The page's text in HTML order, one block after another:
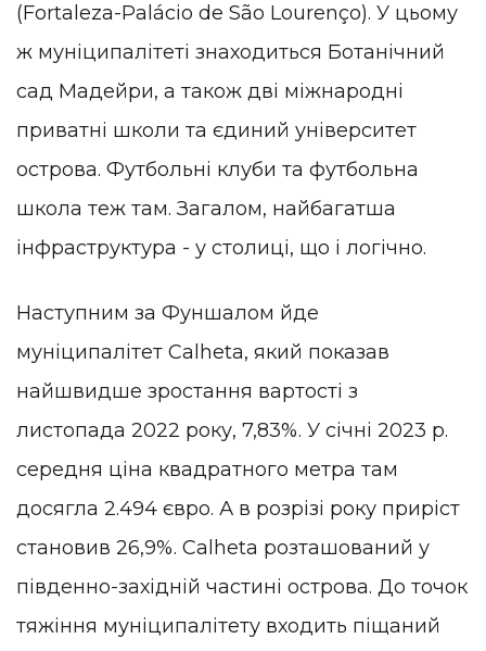
(Fortaleza-Palácio de São Lourenço). У цьому
ж муніципалітеті знаходиться Ботанічний
сад Мадейри, а також дві міжнародні
приватні школи та єдиний університет
острова. Футбольні клуби та футбольна
школа теж там. Загалом, найбагатша
інфраструктура - у столиці, що і логічно.
Наступним за Фуншалом йде
муніципалітет Calheta, який показав
найшвидше зростання вартості з
листопада 2022 року, 7,83%. У січні 2023 р.
середня ціна квадратного метра там
досягла 2.494 євро. А в розрізі року приріст
становив 26,9%. Calheta розташований у
південно-західній частині острова. До точок
тяжіння муніципалітету входить піщаний